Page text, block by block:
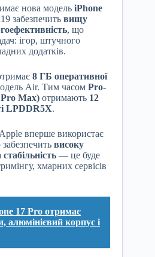
нова модель iPhone
забезпечить вищу
, що
ігор, штучного
додатків.
8 ГБ оперативної
Air. Тим часом Pro-
Max) отримають 12
LPDDR5X.
вперше використає
високу
— це буде
хмарних сервісів
17 Pro отримає
алюмінієвий корпус і